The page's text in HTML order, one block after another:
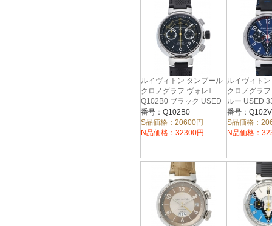
ルイヴィトン タンブール
クロノグラフ ヴォレⅡ
Q102B0 ブラック USED
36525
番号：Q102B0
S品価格：20600円
N品価格：32300円
ルイヴィト
クロノグラ
ルー USED
番号：
S品価格：
N品価格：